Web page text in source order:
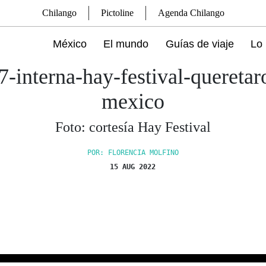
Chilango Pictoline Agenda Chilango
México El mundo Guías de viaje Lo
interna-hay-festival-
mexico
Foto: cortesía Hay Festival
POR: FLORENCIA MOLFINO
15 AUG 2022